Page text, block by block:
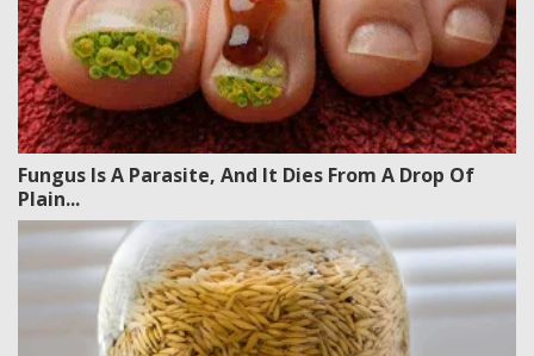
Fungus Is A Parasite, And It Dies From A Drop Of
Plain...